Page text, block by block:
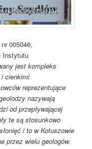
005046,
Instytutu
jest kompleks
i cienkimi
reprezentujące
nazywają
od przepływającej
te są stosunkowo
i to w Kotuszowie
przez wielu geologów.